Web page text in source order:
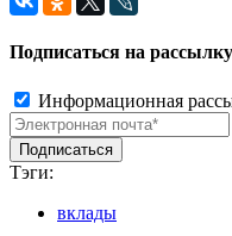
Подписаться на
Информационная
Тэги:
вклады